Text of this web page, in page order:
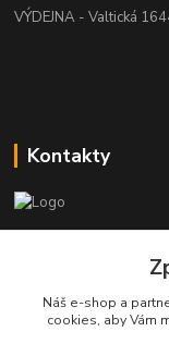
VÝDEJNA - Valtická
Kontakty
Náš e-shop a
cookies, aby Vám